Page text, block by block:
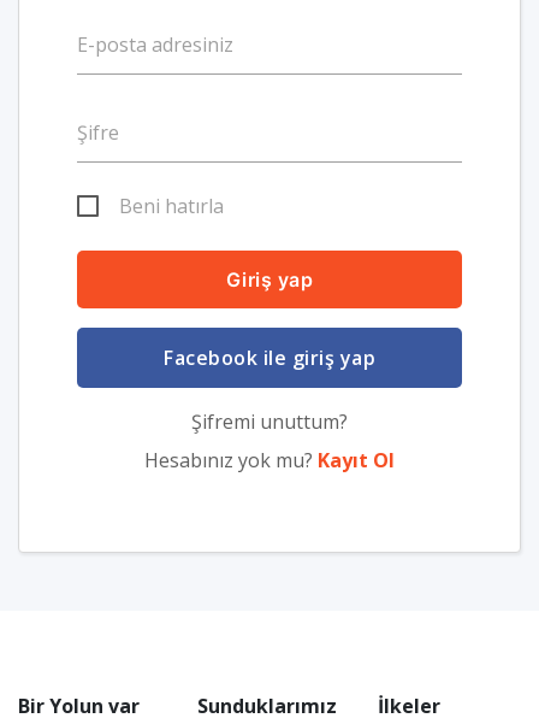
E-posta adresiniz
Şifre
Beni hatırla
Giriş yap
Facebook ile giriş yap
Şifremi unuttum?
Hesabınız yok mu? Kayıt Ol
Bir Yolun var Sunduklarımız İlkeler